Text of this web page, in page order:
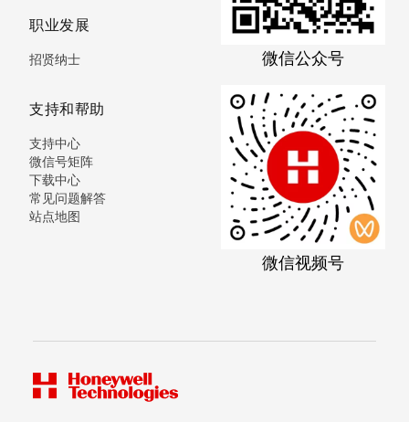
职业发展
招贤纳士
支持和帮助
支持中心
微信号矩阵
下载中心
常见问题解答
站点地图
微信公众号
微信视频号